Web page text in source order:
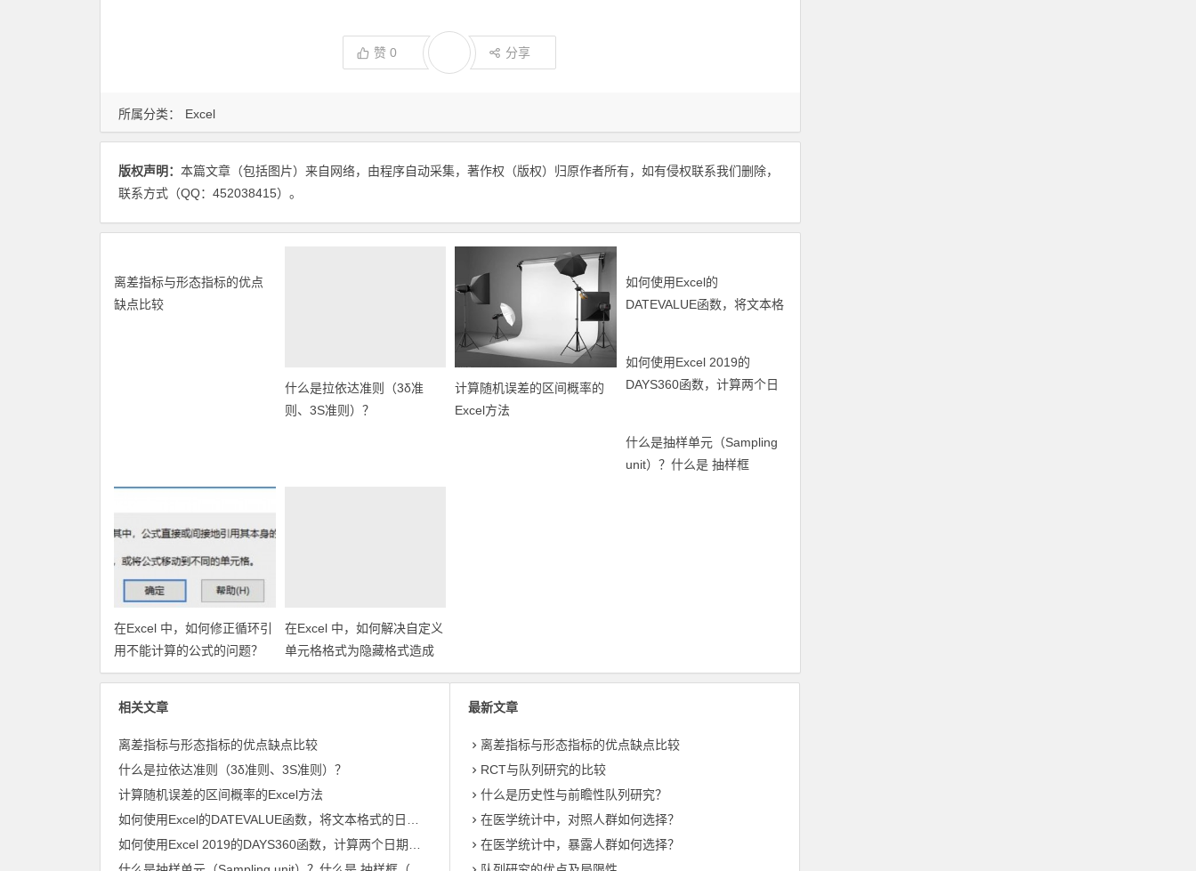
赞 0 分享
所属分类： Excel
版权声明： 本篇文章（包括图片）来自网络，由程序自动采集，著作权（版权）归原作者所有，如有侵权联系我们删除，
联系方式（QQ：452038415）。
离差指标与形态指标的优点
缺点比较
什么是拉依达准则（3δ准
则、3S准则）？
计算随机误差的区间概率的
Excel方法
如何使用Excel的
DATEVALUE函数，将文本格
如何使用Excel 2019的
DAYS360函数，计算两个日
出错的问题？
相关文章
离差指标与形态指标的优点缺点比较
最新文章
离差指标与形态指标的优点缺点比较